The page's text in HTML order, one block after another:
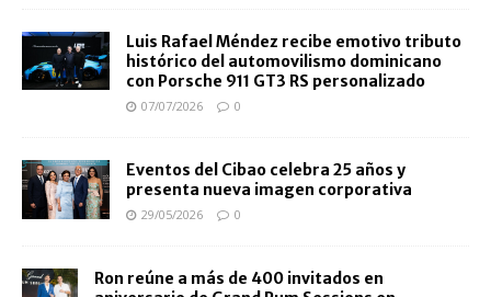
Luis Rafael Méndez recibe emotivo tributo
histórico del automovilismo dominicano
con Porsche 911 GT3 RS personalizado
07/07/2026 0
Eventos del Cibao celebra 25 años y
presenta nueva imagen corporativa
29/05/2026 0
Ron reúne a más de 400 invitados en